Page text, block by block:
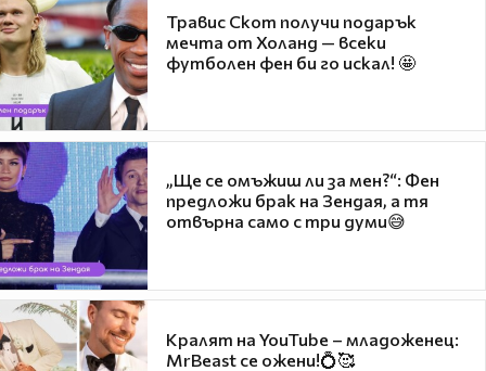
Травис Скот получи подарък
мечта от Холанд — всеки
футболен фен би го искал! 🤩
„Ще се омъжиш ли за мен?“: Фен
предложи брак на Зендая, а тя
отвърна само с три думи😅
Кралят на YouTube – младоженец:
MrBeast се ожени!💍🥰